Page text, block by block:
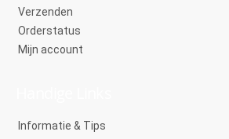
Verzenden
Orderstatus
Mijn account
Informatie & Tips